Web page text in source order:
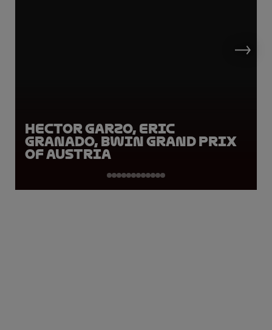
Hector Garzo, Eric
Granado, BWIN Grand Prix
of Austria